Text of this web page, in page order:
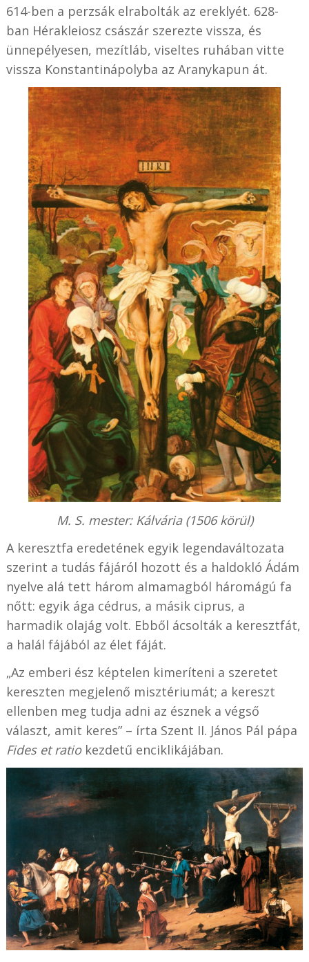
614-ben a perzsák elrabolták az ereklyét. 628-
ban Hérakleiosz császár szerezte vissza, és
ünnepélyesen, mezítláb, viseltes ruhában vitte
vissza Konstantinápolyba az Aranykapun át.
M. S. mester: Kálvária (1506 körül)
A keresztfa eredetének egyik legendaváltozata
szerint a tudás fájáról hozott és a haldokló Ádám
nyelve alá tett három almamagból háromágú fa
nőtt: egyik ága cédrus, a másik ciprus, a
harmadik olajág volt. Ebből ácsolták a keresztfát,
a halál fájából az élet fáját.
„Az emberi ész képtelen kimeríteni a szeretet
kereszten megjelenő misztériumát; a kereszt
ellenben meg tudja adni az észnek a végső
választ, amit keres” – írta Szent II. János Pál pápa
Fides et ratiokezdetű enciklikájában.